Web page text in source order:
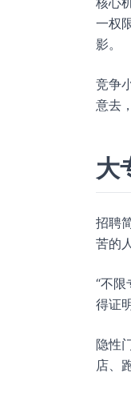
一权
影。
竞争
意去
大
招聘
苦的
“不
得证
隐性
店、